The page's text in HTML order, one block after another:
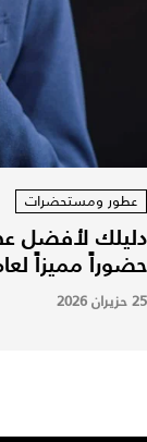
عطور ومستحضرات
دليلك لأفضل
حضوراً مميزاً لعام
25 حزيران 2026